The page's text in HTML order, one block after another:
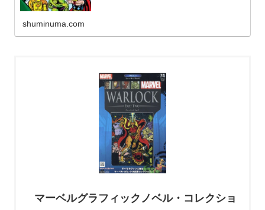
shuminuma.com
マーベルグラフィックノベル・コレクショ